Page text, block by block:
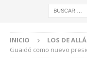
INICIO LOS DE ALLÁ
Guaidó como nuevo